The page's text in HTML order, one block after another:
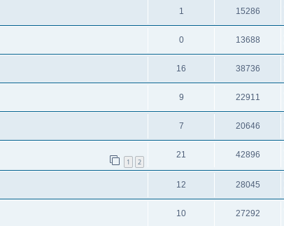
1 15286
0 13688
16 38736
9 22911
7 20646
1 2
21 42896
12 28045
10 27292